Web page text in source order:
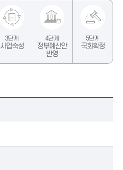
3단계
사업숙성
4단계
정부예산안
반영
5단계
국회확정